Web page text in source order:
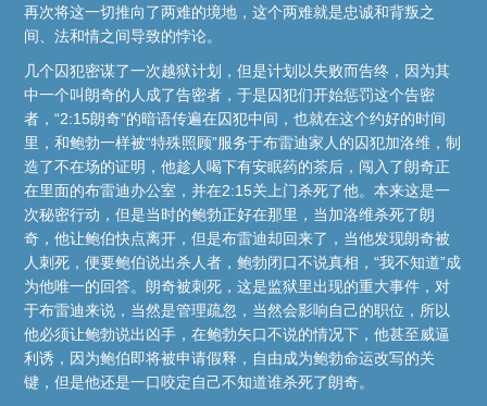
再次将这一切推向了两难的境地，这个两难就是忠诚和背叛之
间、法和情之间导致的悖论。
几个囚犯密谋了一次越狱计划，但是计划以失败而告终，因为其
中一个叫朗奇的人成了告密者，于是囚犯们开始惩罚这个告密
者，“2:15朗奇”的暗语传遍在囚犯中间，也就在这个约好的时间
里，和鲍勃一样被“特殊照顾”服务于布雷迪家人的囚犯加洛维，制
造了不在场的证明，他趁人喝下有安眠药的茶后，闯入了朗奇正
在里面的布雷迪办公室，并在2:15关上门杀死了他。本来这是一
次秘密行动，但是当时的鲍勃正好在那里，当加洛维杀死了朗
奇，他让鲍伯快点离开，但是布雷迪却回来了，当他发现朗奇被
人刺死，便要鲍伯说出杀人者，鲍勃闭口不说真相，“我不知道”成
为他唯一的回答。朗奇被刺死，这是监狱里出现的重大事件，对
于布雷迪来说，当然是管理疏忽，当然会影响自己的职位，所以
他必须让鲍勃说出凶手，在鲍勃矢口不说的情况下，他甚至威逼
利诱，因为鲍伯即将被申请假释，自由成为鲍勃命运改写的关
键，但是他还是一口咬定自己不知道谁杀死了朗奇。